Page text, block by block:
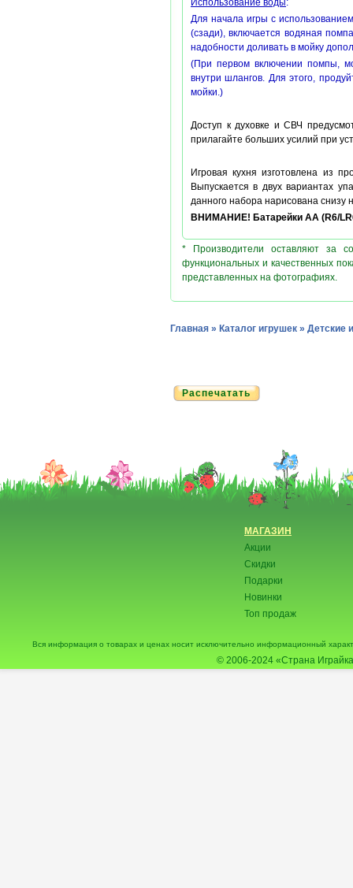
Использование воды :
Для начала игры с
(сзади), включается водяная
надобности доливать в мойку
(При первом включении помпы,
внутри шлангов. Для этого,
мойки.)
Доступ к духовке и СВЧ
прилагайте больших усилий при
Игровая кухня изготовлена из
Выпускается в двух вариантах
данного набора нарисована
ВНИМАНИЕ! Батарейки АА (R6/
* Производители оставляют за
функциональных и качественных
представленных на фотографиях.
Главная » Каталог игрушек » Детские
Распечатать
МАГАЗИН
Акции
Скидки
Подарки
Новинки
Топ продаж
Вся информация о товарах и ценах носит исключительно информационный
© 2006-2024 «Страна